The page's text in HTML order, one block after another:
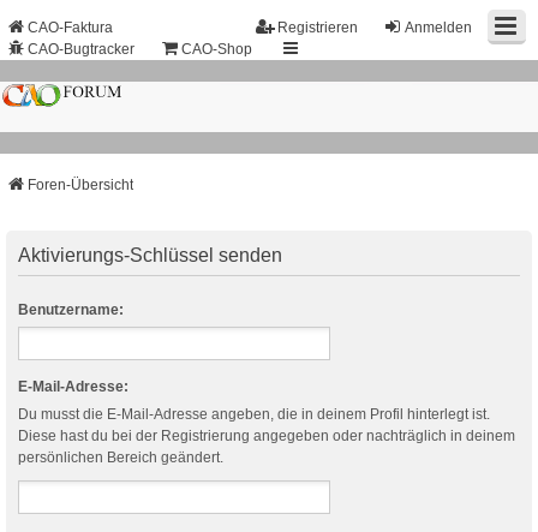
Anmelden
Registrieren
CAO-Faktura
CAO-Bugtracker
CAO-Shop
Foren-Übersicht
Aktivierungs-Schlüssel senden
Benutzername:
E-Mail-Adresse:
Du musst die E-Mail-Adresse angeben, die in deinem Profil hinterlegt ist.
Diese hast du bei der Registrierung angegeben oder nachträglich in deinem
persönlichen Bereich geändert.